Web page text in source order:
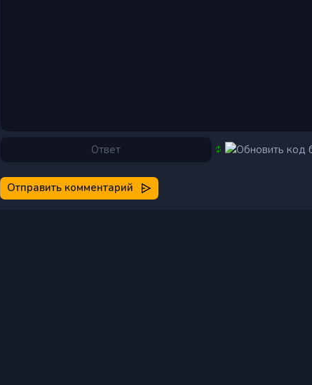
Отправить комментарий